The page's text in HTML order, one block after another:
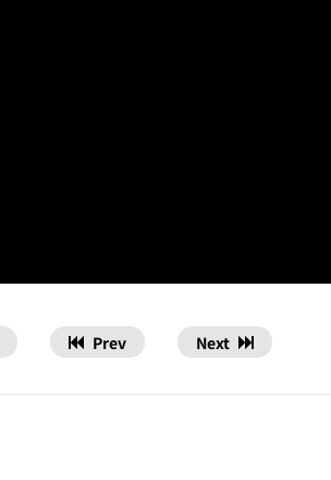
Prev Next